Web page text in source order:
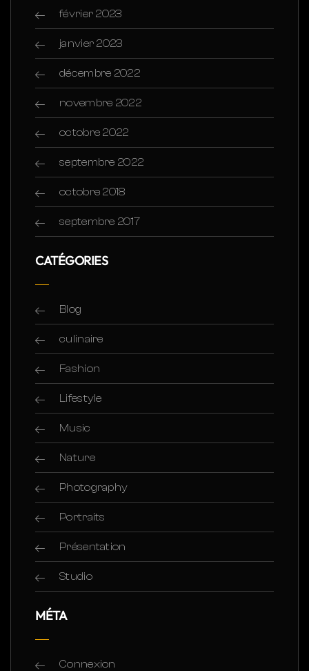
février 2023
janvier 2023
décembre 2022
novembre 2022
octobre 2022
septembre 2022
octobre 2018
septembre 2017
CATÉGORIES
Blog
culinaire
Fashion
Lifestyle
Music
Nature
Photography
Portraits
Présentation
Studio
MÉTA
Connexion